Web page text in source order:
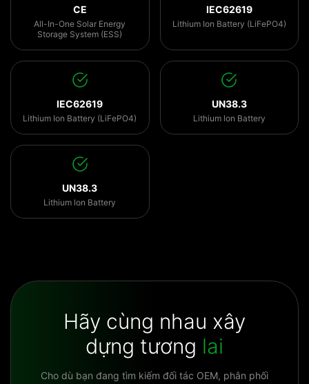
CE
All-In-One Solar Energy
Storage System (ESS)
IEC62619
Lithium Ion Battery (LiFePO4)
IEC62619
Lithium Ion Battery (LiFePO4)
UN38.3
Lithium lon Battery
UN38.3
Lithium lon Battery
Hãy cùng nhau xây
dựng tương lai
Cho dù bạn đang tìm kiếm đối tác OEM, phân phối